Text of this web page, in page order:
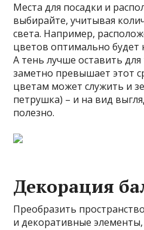
Места для посадки и
выбирайте, учитывая
света. Например,
цветов оптимально будет
А тень лучше оставить
заметно превышает этот
цветам может служить и
петрушка) – и на вид
полезно.
Декорация
Преобразить
и декоративные